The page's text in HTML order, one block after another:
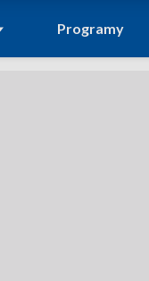
DO
Programy